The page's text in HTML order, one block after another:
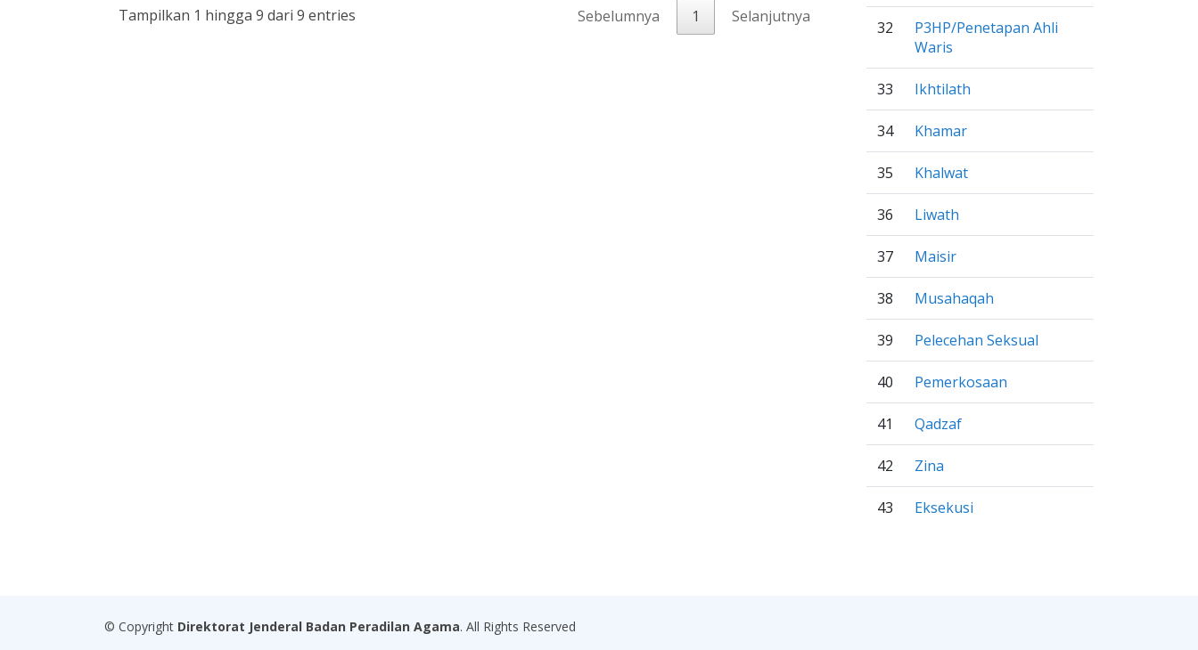
Tampilkan 1 hingga 9 dari 9 entries Sebelumnya 1 Selanjutnya
32
P3HP/Penetapan Ahli
Waris
33 Ikhtilath
34 Khamar
35 Khalwat
36 Liwath
37 Maisir
38 Musahaqah
39 Pelecehan Seksual
40 Pemerkosaan
41 Qadzaf
42 Zina
43 Eksekusi
© Copyright Direktorat Jenderal Badan Peradilan Agama. All Rights Reserved